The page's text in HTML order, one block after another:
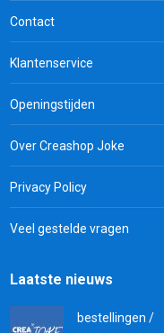
Contact
Klantenservice
Openingstijden
Over Creashop Joke
Privacy Policy
Veel gestelde vragen
Laatste nieuws
bestellingen /